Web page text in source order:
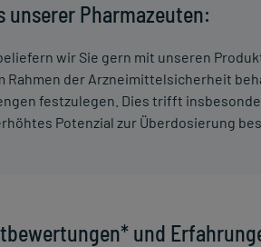
unserer Pharmazeuten:
wir Sie gern mit unseren
Rahmen der Arzneimittelsicherheit
festzulegen. Dies trifft
Potenzial zur Überdosierung
und